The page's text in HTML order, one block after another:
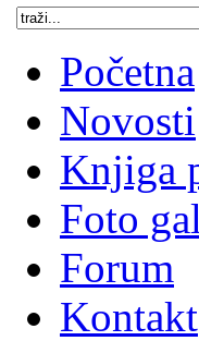
Početna
Novosti
Knjiga
Foto
Forum
Kontakt